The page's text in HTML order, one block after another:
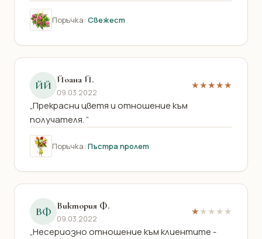
Поръчка: Свежест
ЙЙ Йоана Й.
09.03.2022
★★★★★
„Прекрасни цветя и отношение към
получателя. “
Поръчка: Пъстра пролет
ВФ Виктория Ф.
09.03.2022
★★★★★
„Несериозно отношение към клиентите -